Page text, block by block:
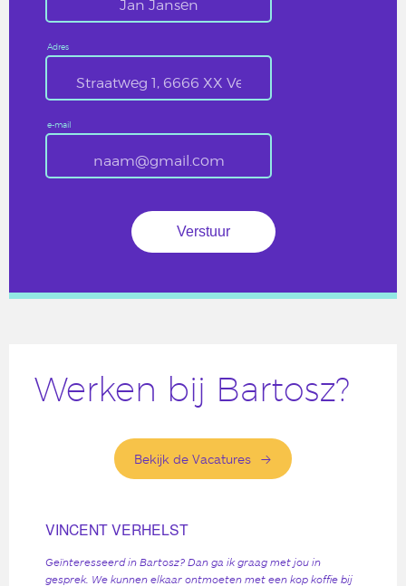
Adres
e-mail
Werken bij Bartosz?
Bekijk de Vacatures
VINCENT VERHELST
Geïnteresseerd in Bartosz? Dan ga ik graag met jou in
gesprek. We kunnen elkaar ontmoeten met een kop koffie bij